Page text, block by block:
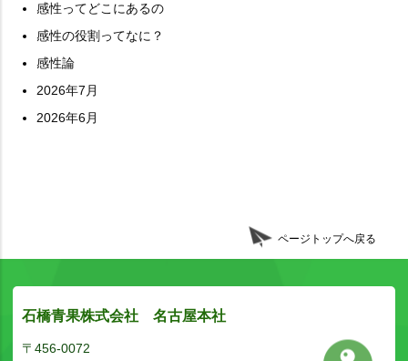
感性ってどこにあるの
感性の役割ってなに？
感性論
2026年7月
2026年6月
ページトップへ戻る
石橋青果株式会社 名古屋本社
〒456-0072